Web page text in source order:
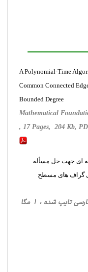
A Polynomial-Time
Common Connected
Bounded Degree
Mathematical
, 17 Pages, 204 Kb,
ای جهت حل مسأله
گراف های مسطح
، نرم افزار، فناوری اطلاعات، 20 صفحه فارسی تایپ شده ، 1 مگا